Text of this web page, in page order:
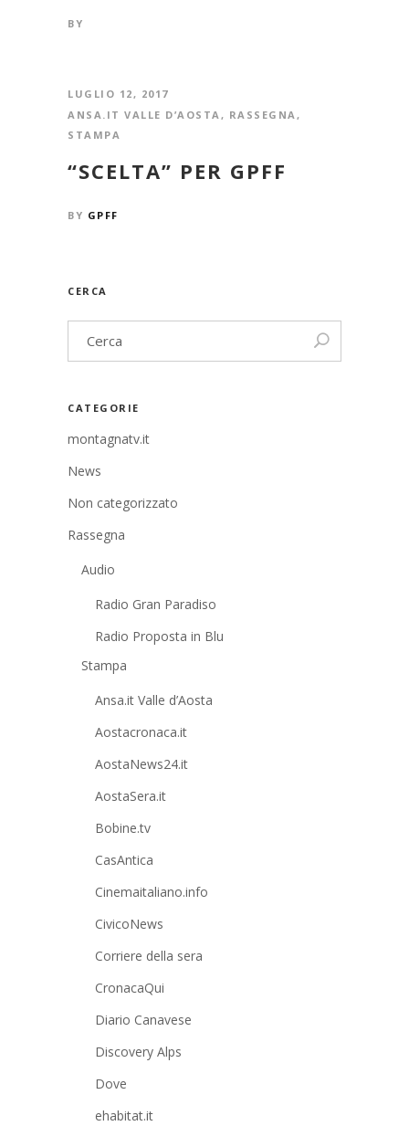
BY
LUGLIO 12, 2017
ANSA.IT VALLE D’AOSTA , RASSEGNA ,
STAMPA
“SCELTA” PER GPFF
BY GPFF
CERCA
CATEGORIE
montagnatv.it
News
Non categorizzato
Rassegna
Audio
Radio Gran Paradiso
Radio Proposta in Blu
Stampa
Ansa.it Valle d’Aosta
Aostacronaca.it
AostaNews24.it
AostaSera.it
Bobine.tv
CasAntica
Cinemaitaliano.info
CivicoNews
Corriere della sera
CronacaQui
Diario Canavese
Discovery Alps
Dove
ehabitat.it